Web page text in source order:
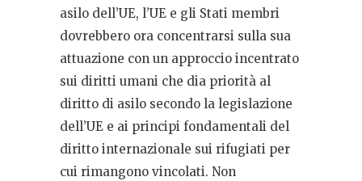
asilo dell’UE, l’UE e gli Stati membri
dovrebbero ora concentrarsi sulla sua
attuazione con un approccio incentrato
sui diritti umani che dia priorità al
diritto di asilo secondo la legislazione
dell’UE e ai principi fondamentali del
diritto internazionale sui rifugiati per
cui rimangono vincolati. Non